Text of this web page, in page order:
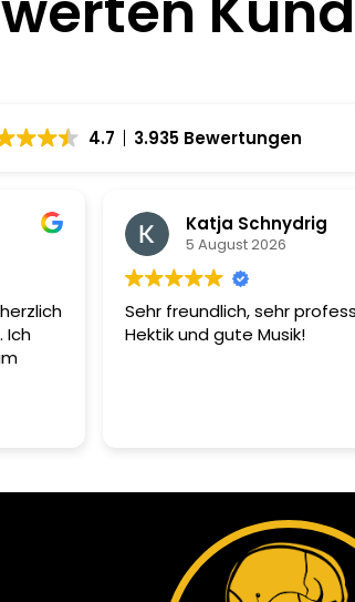
4.7 3.935 Bewertungen
Ich
Katja Schnydrig
5 August 2026
Sehr freundlich, sehr
Hektik und gute Musik!